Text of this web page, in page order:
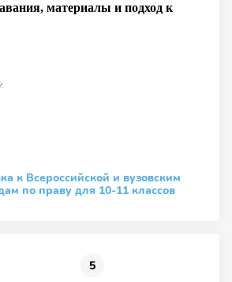
материалы и подход к
к Всероссийской и вузовским
по праву для 10-11 классов
5